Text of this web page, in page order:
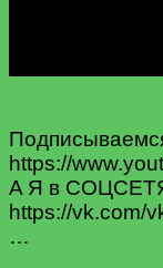
https://
A Я в
https://vk.com/
…